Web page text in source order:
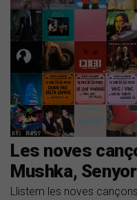
Les noves
Mushka,
Llistem les noves